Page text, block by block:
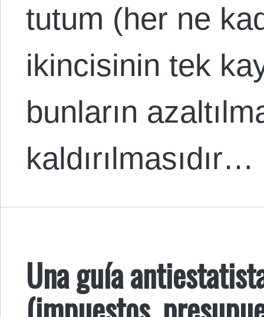
tutum (her ne
ikincisinin tek
bunların
kaldırılmasıdır…
Una guía